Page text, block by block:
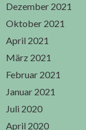
Dezember 2021
Oktober 2021
April 2021
März 2021
Februar 2021
Januar 2021
Juli 2020
April 2020